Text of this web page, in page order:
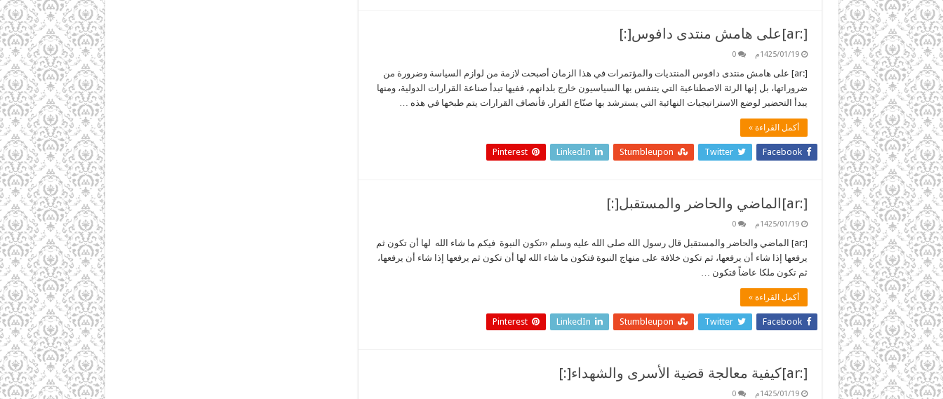
[:ar]على هامش منتدى دافوس[:]
1425/01/19م 0
[:ar] على هامش منتدى دافوس المنتديات والمؤتمرات في هذا الزمان أصبحت لازمة من لوازم السياسة وضرورة من
ضروراتها، بل إنها الرئة الاصطناعية التي يتنفس بها السياسيون خارج بلدانهم، ففيها تبدأ صناعة القرارات الدولية، ومنها
يبدأ التحضير لوضع الاستراتيجيات النهائية التي يسترشد بها صنّاع القرار. فأنصاف القرارات يتم طبخها في هذه …
أكمل القراءة »
Facebook
Twitter
Stumbleupon
LinkedIn
Pinterest
[:ar]الماضي والحاضر والمستقبل[:]
1425/01/19م 0
[:ar] الماضي والحاضر والمستقبل قال رسول الله صلى الله عليه وسلم ‹‹تكون النبوة فيكم ما شاء الله لها أن تكون ثم
يرفعها إذا شاء أن يرفعها، ثم تكون خلافة على منهاج النبوة فتكون ما شاء الله لها أن تكون ثم يرفعها إذا شاء أن يرفعها،
ثم تكون ملكا عاضاً فتكون …
أكمل القراءة »
Facebook
Twitter
Stumbleupon
LinkedIn
Pinterest
[:ar]كيفية معالجة قضية الأسرى والشهداء[:]
1425/01/19م 0